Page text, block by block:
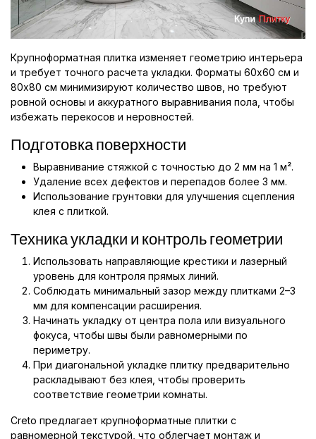
Крупноформатная плитка изменяет геометрию интерьера
и требует точного расчета укладки. Форматы 60x60 см и
80x80 см минимизируют количество швов, но требуют
ровной основы и аккуратного выравнивания пола, чтобы
избежать перекосов и неровностей.
Подготовка поверхности
Выравнивание стяжкой с точностью до 2 мм на 1 м².
Удаление всех дефектов и перепадов более 3 мм.
Использование грунтовки для улучшения сцепления
клея с плиткой.
Техника укладки и контроль геометрии
Использовать направляющие крестики и лазерный
уровень для контроля прямых линий.
Соблюдать минимальный зазор между плитками 2–3
мм для компенсации расширения.
Начинать укладку от центра пола или визуального
фокуса, чтобы швы были равномерными по
периметру.
При диагональной укладке плитку предварительно
раскладывают без клея, чтобы проверить
соответствие геометрии комнаты.
Creto предлагает крупноформатные плитки с
равномерной текстурой, что облегчает монтаж и